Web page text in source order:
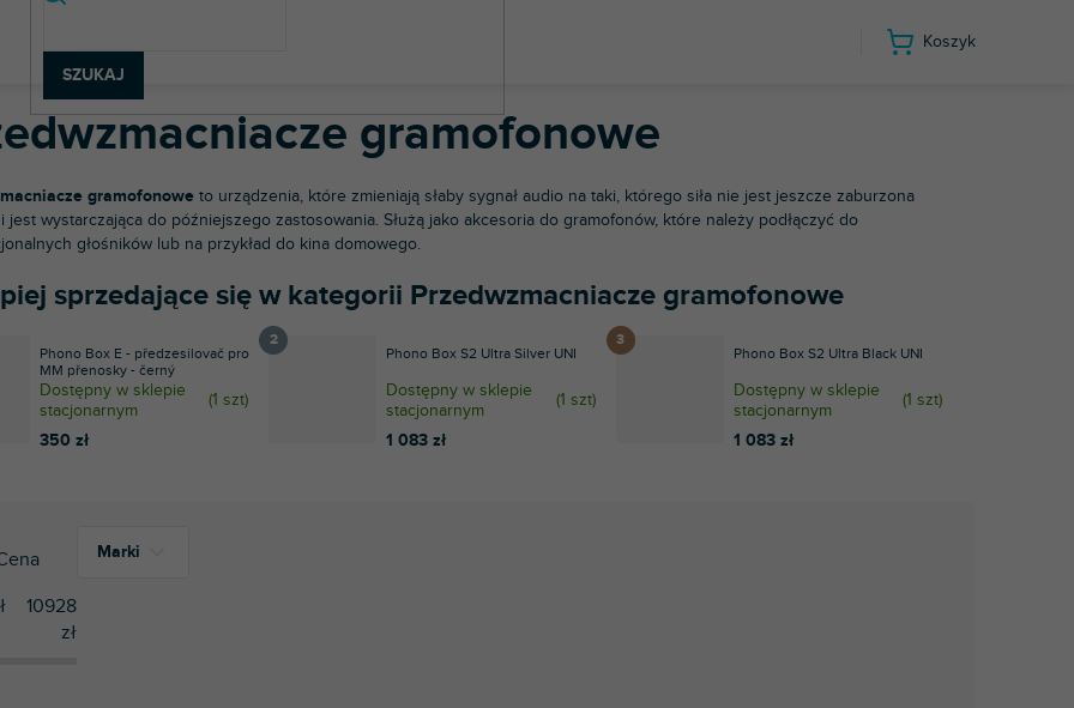
SZUKAJ
Koszyk
DJ-ski Gramofony DJ-skie
gramofonowe
gramofonowe to urządzenia, które zmieniają słaby sygnał audio na taki, którego siła nie jest jeszcze zaburzona
jest wystarczająca do późniejszego zastosowania. Służą jako akcesoria do gramofonów, które należy podłączyć do
głośników lub na przykład do kina domowego.
sprzedające się w kategorii Przedwzmacniacze gramofonowe
Phono Box E - předzesilovač pro
MM přenosky - černý
Dostępny w sklepie
stacjonarnym
(1 szt)
350 zł
Phono Box S2 Ultra Silver UNI
Dostępny w sklepie
stacjonarnym
(1 szt)
1 083 zł
Phono Box S2 Ultra Black UNI
Dostępny w sklepie
stacjonarnym
(1 szt)
1 083 zł
10928
zł
Marki